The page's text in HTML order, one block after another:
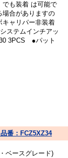
でも装着 は可能で
場合がありますの
キャリパー非装着
ステムインチアッ
3PCS ●パット
番：FCZ5XZ34
ベースグレード)